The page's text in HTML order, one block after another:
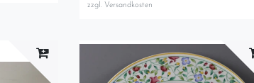
zzgl. Versandkosten